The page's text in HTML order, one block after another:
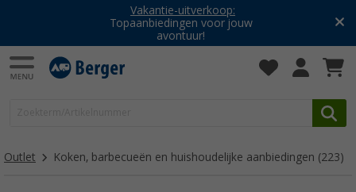
Vakantie-uitverkoop:
Topaanbiedingen voor jouw
avontuur!
Outlet Koken, barbecueën en huishoudelijke aanbiedingen (223)